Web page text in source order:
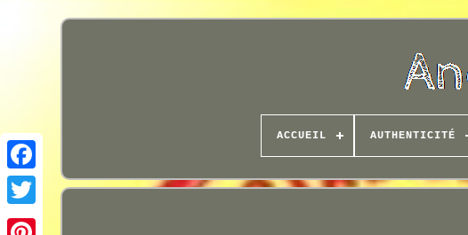
ACCUEIL AUTHENTICITÉ